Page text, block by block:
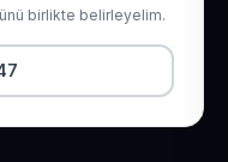
birlikte belirleyelim.